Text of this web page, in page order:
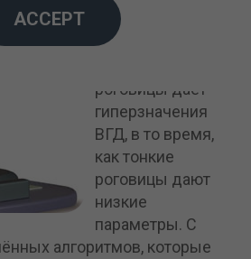
глаукомы,
известно, что
роговицы даёт
гиперзначения
ВГД, в то время,
как тонкие
роговицы дают
низкие
параметры. С
алгоритмов, которые
ACCEPT